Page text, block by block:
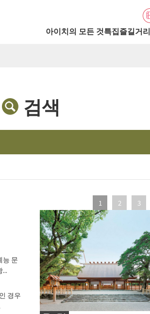
아이치의 모든 것특집즐길거리
검색
1 2 3
문
경우